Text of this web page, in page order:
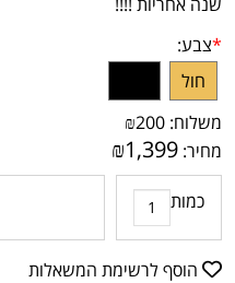
*צבע:
חול
משלוח:
₪200
מחיר:
₪1,399
כמות
הוסף לרשימת המשאלות